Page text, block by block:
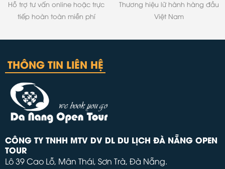
Hỗ trợ tư vấn online hoặc trực
tiếp hoàn toàn miễn phí
Thương hiệu lữ hành hàng đầu
Việt Nam
THÔNG TIN LIÊN HỆ
CÔNG TY TNHH MTV DV DL DU LỊCH ĐÀ NẴNG OPEN
TOUR
Lô 39 Cao Lỗ, Mân Thái, Sơn Trà, Đà Nẵng.